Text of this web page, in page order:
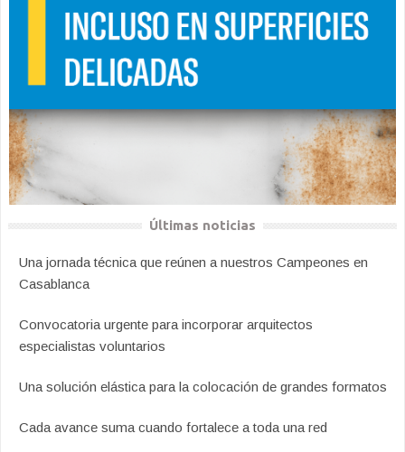
Últimas noticias
Una jornada técnica que reúnen a nuestros Campeones en
Casablanca
Convocatoria urgente para incorporar arquitectos
especialistas voluntarios
Una solución elástica para la colocación de grandes formatos
Cada avance suma cuando fortalece a toda una red